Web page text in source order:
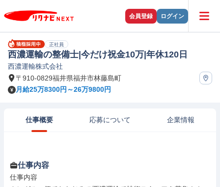
会員登録 ログイン
正社員
西濃運輸の整備士|今だけ祝金10万|年休120日
西濃運輸株式会社
〒910-0829福井県福井市林藤島町
月給25万8300円～26万9800円
仕事概要 応募について 企業情報
仕事内容
仕事内容